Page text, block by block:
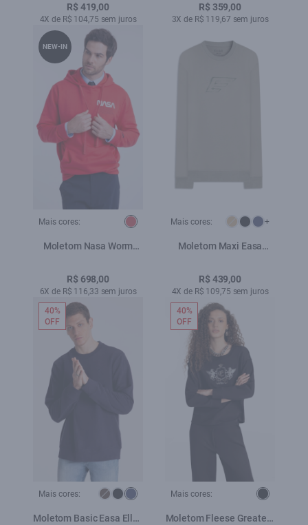
R$ 419,00
4X de R$ 104,75 sem juros
R$ 359,00
3X de R$ 119,67 sem juros
Mais cores:
Moletom Nasa Worm
R$ 698,00
6X de R$ 116,33 sem juros
NEW-IN
Mais cores: +
Moletom Maxi Easa
R$ 439,00
4X de R$ 109,75 sem juros
Mais cores:
Moletom Basic Easa Ellus
40%
OFF
Mais cores:
Moletom Fleese Greatest
40%
OFF